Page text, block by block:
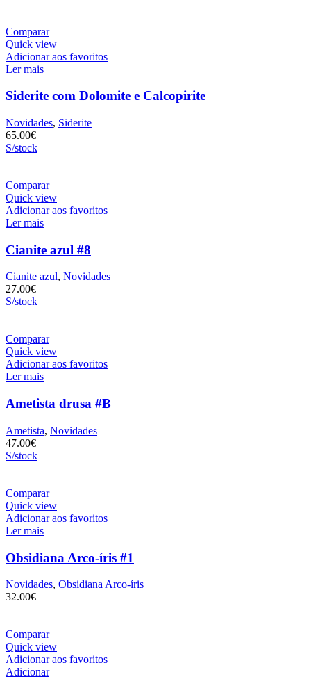
Comparar
Quick view
Adicionar aos favoritos
Ler mais
Siderite com Dolomite e Calcopirite
Novidades, Siderite
65.00€
S/stock
Comparar
Quick view
Adicionar aos favoritos
Ler mais
Cianite azul #8
Cianite azul, Novidades
27.00€
S/stock
Comparar
Quick view
Adicionar aos favoritos
Ler mais
Ametista drusa #B
Ametista, Novidades
47.00€
S/stock
Comparar
Quick view
Adicionar aos favoritos
Ler mais
Obsidiana Arco-íris #1
Novidades, Obsidiana Arco-íris
32.00€
Comparar
Quick view
Adicionar aos favoritos
Adicionar